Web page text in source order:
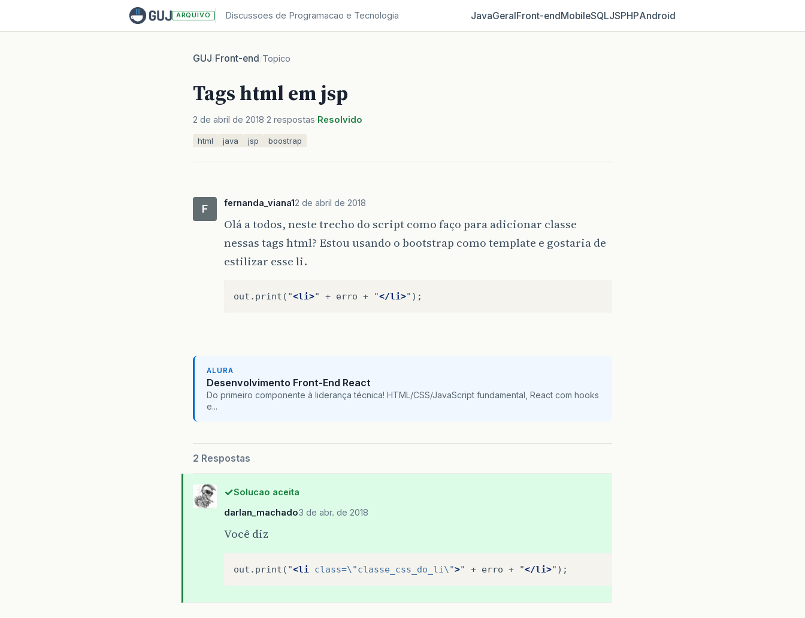
ARQUIVO Discussoes de Programacao e Tecnologia JavaGeralFront‑endMobileSQLJSPHPAndroid
GUJ/Front-end/Topico
Tags html em jsp
2 de abril de 2018 2 respostas Resolvido
html java jsp boostrap
F fernanda_viana12 de abril de 2018
Olá a todos, neste trecho do script como faço para adicionar classe
nessas tags html? Estou usando o bootstrap como template e gostaria de
estilizar esse li.
out.print("<li>" + erro + "</li>
ALURA
Desenvolvimento Front-End React
Do primeiro componente à liderança técnica! HTML/CSS/JavaScript fundamental, React com hooks
e...
2 Respostas
Solucao aceita
darlan_machado3 de abr. de 2018
Você diz
out.print("<li class=\"classe_css_do_li\">" + erro + "</li>